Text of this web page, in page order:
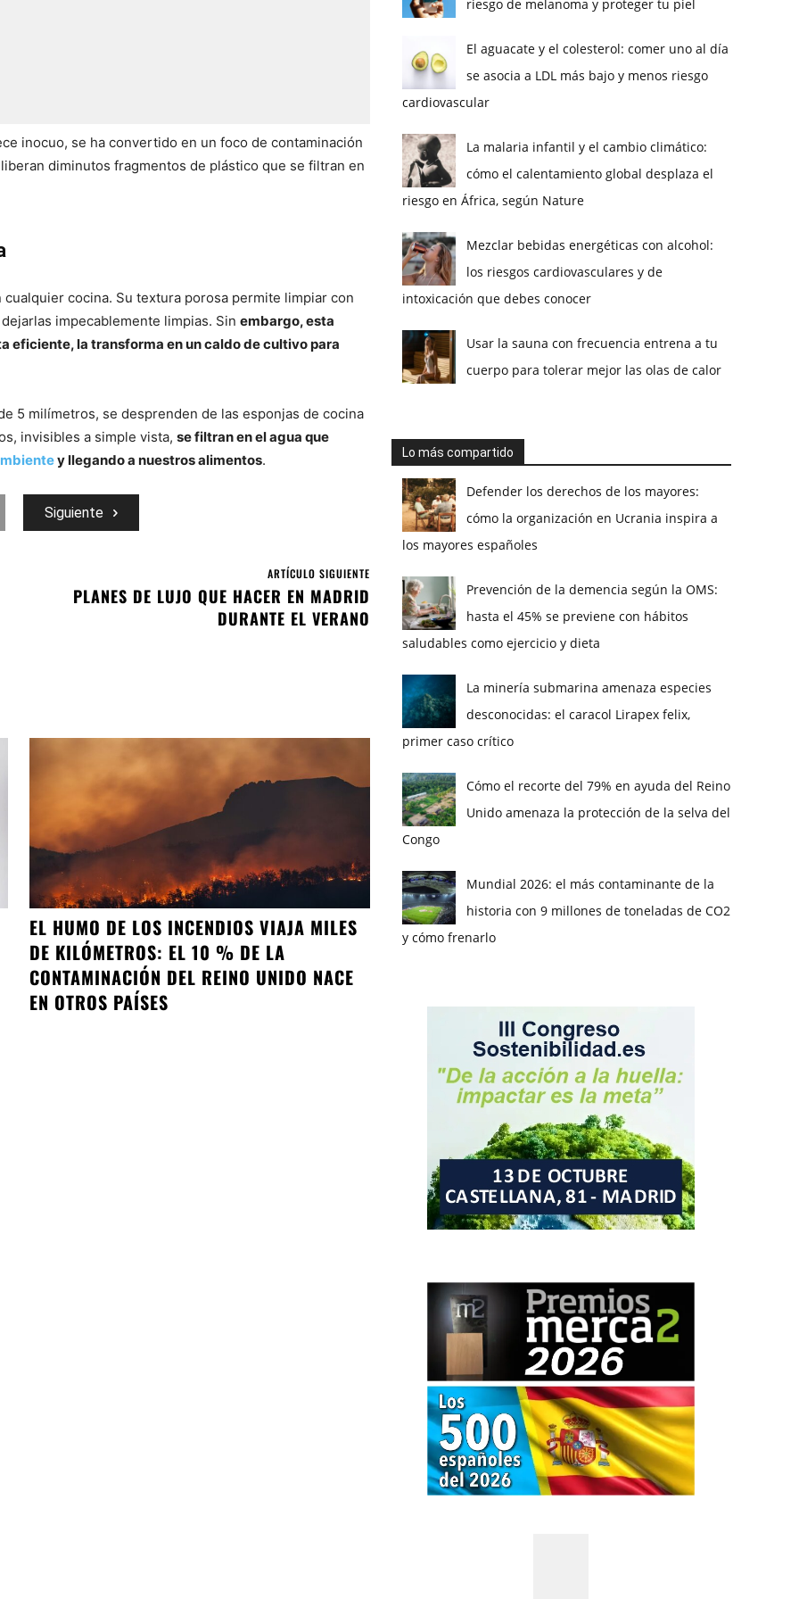
inocuo, se ha convertido en un foco de contaminación
diminutos fragmentos de plástico que se filtran en
cocina. Su textura porosa permite limpiar con
impecablemente limpias. Sin embargo, esta
eficiente, la transforma en un caldo de cultivo para
5 milímetros, se desprenden de las esponjas de cocina
invisibles a simple vista, se filtran en el agua que
y llegando a nuestros alimentos.
Siguiente
ARTÍCULO SIGUIENTE
PLANES DE LUJO QUE HACER EN MADRID
DURANTE EL VERANO
EL HUMO DE LOS INCENDIOS VIAJA MILES
DE KILÓMETROS: EL 10 % DE LA
CONTAMINACIÓN DEL REINO UNIDO NACE
EN OTROS PAÍSES
riesgo de melanoma y proteger tu piel
El aguacate y el colesterol: comer uno al día
se asocia a LDL más bajo y menos riesgo
cardiovascular
La malaria infantil y el cambio climático:
cómo el calentamiento global desplaza el
riesgo en África, según Nature
Mezclar bebidas energéticas con alcohol:
los riesgos cardiovasculares y de
intoxicación que debes conocer
Usar la sauna con frecuencia entrena a tu
cuerpo para tolerar mejor las olas de calor
Lo más compartido
Defender los derechos de los mayores:
cómo la organización en Ucrania inspira a
los mayores españoles
Prevención de la demencia según la OMS:
hasta el 45% se previene con hábitos
saludables como ejercicio y dieta
La minería submarina amenaza especies
desconocidas: el caracol Lirapex felix,
primer caso crítico
Cómo el recorte del 79% en ayuda del Reino
Unido amenaza la protección de la selva del
Congo
Mundial 2026: el más contaminante de la
historia con 9 millones de toneladas de CO2
y cómo frenarlo